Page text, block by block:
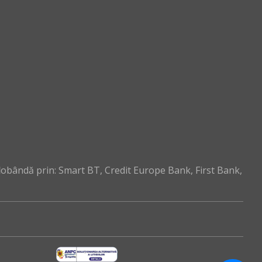
prin: Smart BT, Credit Europe Bank, First Bank,